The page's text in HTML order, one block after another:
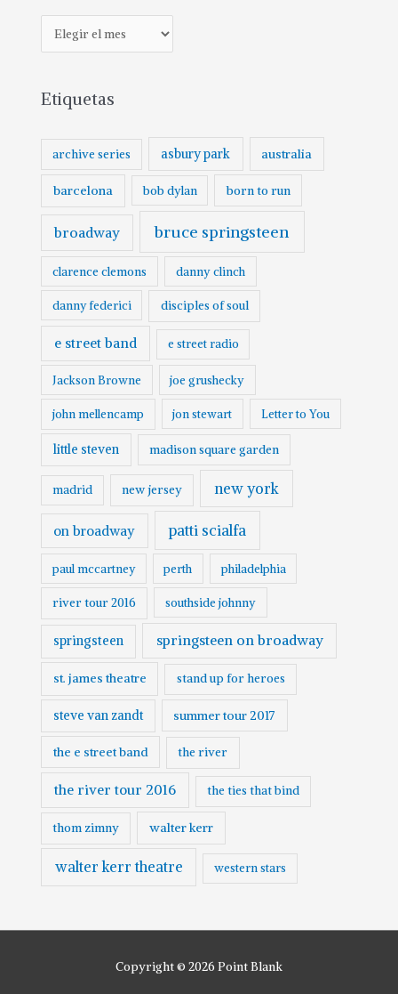
r
h
o
Etiquetas
archive series asbury park australia
barcelona bob dylan born to run
broadway bruce springsteen
clarence clemons danny clinch
danny federici disciples of soul
e street band e street radio
Jackson Browne joe grushecky
john mellencamp jon stewart Letter to You
little steven madison square garden
madrid new jersey new york
on broadway patti scialfa
paul mccartney perth philadelphia
river tour 2016 southside johnny
springsteen springsteen on broadway
st. james theatre stand up for heroes
steve van zandt summer tour 2017
the e street band the river
the river tour 2016 the ties that bind
thom zimny walter kerr
walter kerr theatre western stars
Copyright © 2026 Point Blank